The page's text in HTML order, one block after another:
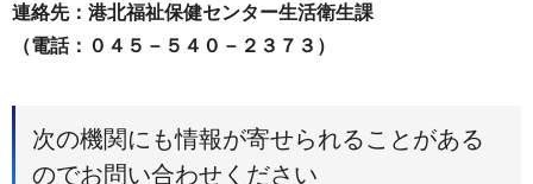
連絡先：港北福祉保健センター生活衛生課
（電話：０４５－５４０－２３７３）
次の機関にも情報が寄せられることがある
のでお問い合わせください